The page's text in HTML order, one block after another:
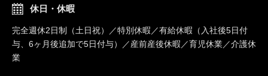
休日・休暇
完全週休2日制（土日祝）／特別休暇／有給休暇（入社後5日付
与、6ヶ月後追加で5日付与）／産前産後休暇／育児休業／介護休
業